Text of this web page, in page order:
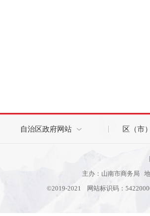
自治区政府网站 区（市
主办：山南市商务局
©2019-2021 网站标识码：